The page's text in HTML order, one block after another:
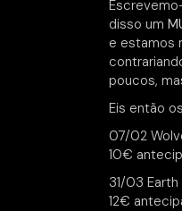
disso um
e estamos
poucos,
Eis então
07/02
10€
31/03
12€